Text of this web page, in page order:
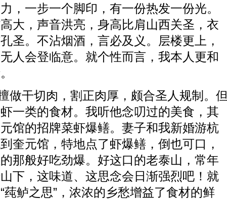
，一步一个脚印，有一份热发一份光。
大，声音洪亮，身高比肩山西关圣，衣
圣。不沾烟酒，言必及义。层楼更上，
人会登临意。就个性而言，我本人更和
干切肉，割正肉厚，颇合圣人规制。但
一类的食材。我听他念叨过的美食，其
馆的招牌菜虾爆鳝。妻子和我新婚游杭
奎元馆，特地点了虾爆鳝，倒也可口，
那般好吃劲爆。好这口的老泰山，常年
下，这味道、这思念会日渐强烈吧！就
莼鲈之思”，浓浓的乡愁增益了食材的鲜